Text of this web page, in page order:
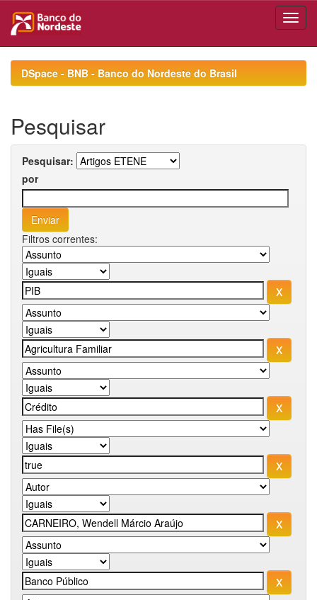
navigationDSpace - BNB - Banco do Nordeste do Brasil
Pesquisar
Pesquisar:
por
Filtros correntes: